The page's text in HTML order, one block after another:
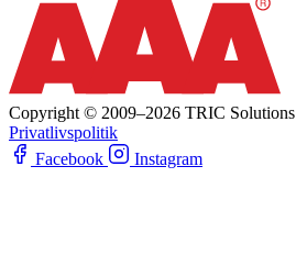
Copyright © 2009–2026 TRIC Solutions
Privatlivspolitik
Facebook
Instagram